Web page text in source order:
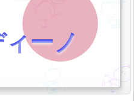
ーノ